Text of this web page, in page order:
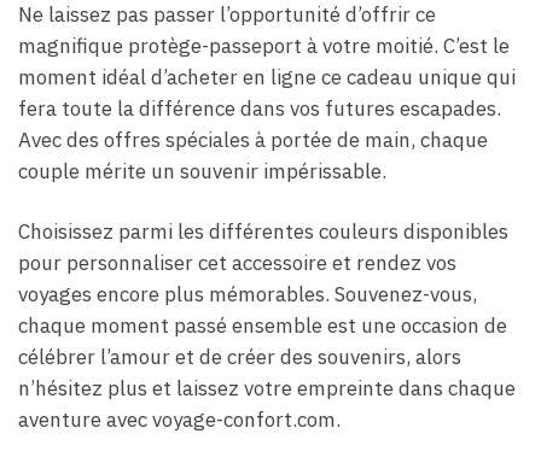
Ne laissez pas passer l’opportunité d’offrir ce
magnifique protège-passeport à votre moitié. C’est le
moment idéal d’acheter en ligne ce cadeau unique qui
fera toute la différence dans vos futures escapades.
Avec des offres spéciales à portée de main, chaque
couple mérite un souvenir impérissable.
Choisissez parmi les différentes couleurs disponibles
pour personnaliser cet accessoire et rendez vos
voyages encore plus mémorables. Souvenez-vous,
chaque moment passé ensemble est une occasion de
célébrer l’amour et de créer des souvenirs, alors
n’hésitez plus et laissez votre empreinte dans chaque
aventure avec voyage-confort.com.